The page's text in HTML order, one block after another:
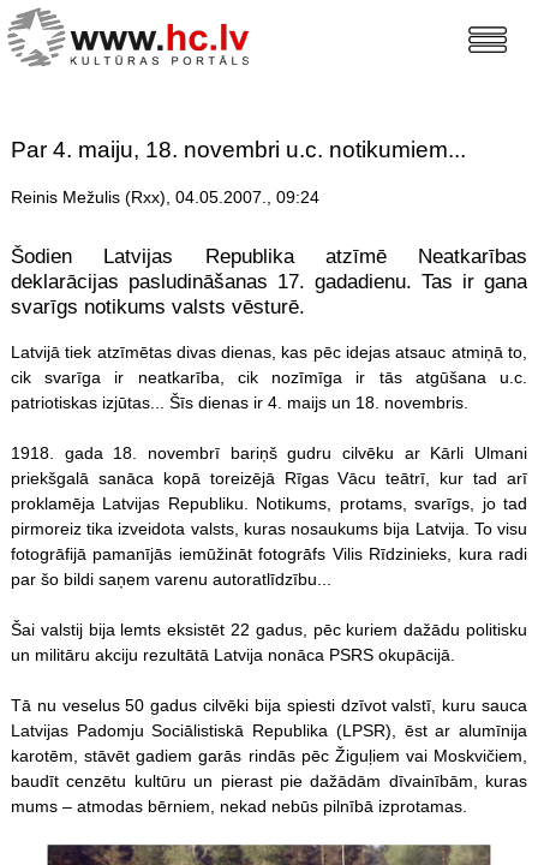
Par 4. maiju, 18. novembri u.c. notikumiem...
Reinis Mežulis (Rxx), 04.05.2007., 09:24
Šodien Latvijas Republika atzīmē Neatkarības
deklarācijas pasludināšanas 17. gadadienu. Tas ir gana
svarīgs notikums valsts vēsturē.
Latvijā tiek atzīmētas divas dienas, kas pēc idejas atsauc atmiņā to,
cik svarīga ir neatkarība, cik nozīmīga ir tās atgūšana u.c.
patriotiskas izjūtas... Šīs dienas ir 4. maijs un 18. novembris.
1918. gada 18. novembrī bariņš gudru cilvēku ar Kārli Ulmani
priekšgalā sanāca kopā toreizējā Rīgas Vācu teātrī, kur tad arī
proklamēja Latvijas Republiku. Notikums, protams, svarīgs, jo tad
pirmoreiz tika izveidota valsts, kuras nosaukums bija Latvija. To visu
fotogrāfijā pamanījās iemūžināt fotogrāfs Vilis Rīdzinieks, kura radi
par šo bildi saņem varenu autoratlīdzību...
Šai valstij bija lemts eksistēt 22 gadus, pēc kuriem dažādu politisku
un militāru akciju rezultātā Latvija nonāca PSRS okupācijā.
Tā nu veselus 50 gadus cilvēki bija spiesti dzīvot valstī, kuru sauca
Latvijas Padomju Sociālistiskā Republika (LPSR), ēst ar alumīnija
karotēm, stāvēt gadiem garās rindās pēc Žiguļiem vai Moskvičiem,
baudīt cenzētu kultūru un pierast pie dažādām dīvainībām, kuras
mums – atmodas bērniem, nekad nebūs pilnībā izprotamas.